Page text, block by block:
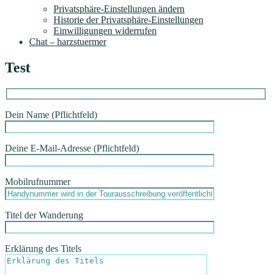
Privatsphäre-Einstellungen ändern
Historie der Privatsphäre-Einstellungen
Einwilligungen widerrufen
Chat – harzstuermer
Test
Dein Name (Pflichtfeld)
Deine E-Mail-Adresse (Pflichtfeld)
Mobilrufnummer
Titel der Wanderung
Erklärung des Titels